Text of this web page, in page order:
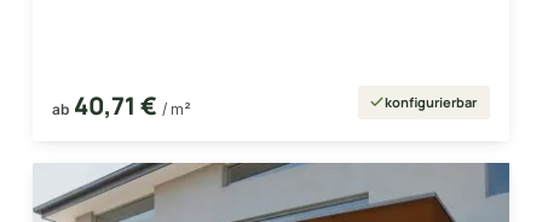
ab 40,71 € / m² konfigurierbar